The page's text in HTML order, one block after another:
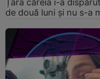
de două luni și nu s-a